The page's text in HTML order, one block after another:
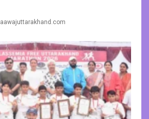
aawajuttarakhand.com